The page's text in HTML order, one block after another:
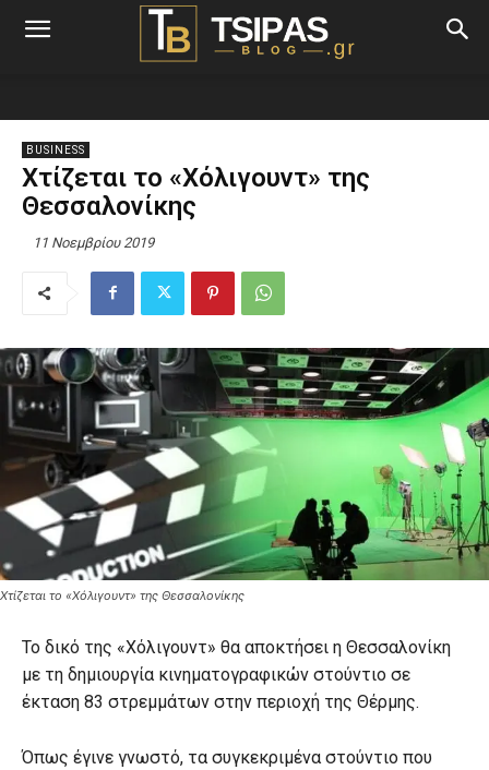
BUSINESS
Χτίζεται το «Χόλιγουντ» της
Θεσσαλονίκης
11 Νοεμβρίου 2019
Χτίζεται το «Χόλιγουντ» της Θεσσαλονίκης
Το δικό της «Χόλιγουντ» θα αποκτήσει η Θεσσαλονίκη
με τη δημιουργία κινηματογραφικών στούντιο σε
έκταση 83 στρεμμάτων στην περιοχή της Θέρμης.
Όπως έγινε γνωστό, τα συγκεκριμένα στούντιο που